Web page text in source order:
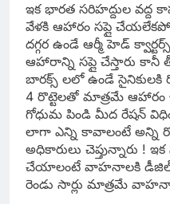
ఇక భారత సరిహద్దుల వద్ద
వేళకి ఆహారం సప్లై
దగ్గర ఉండే ఆర్మీ హెడ్
ఆహారాన్ని సప్లై చేస్తారు
బారక్స్ లలో ఉండే సైనికులకి
4 రొట్టెలతో మాత్రమే ఆహారం
గోధుమ పిండి మీద రేషన్
లాగా ఎన్ని కావాలంటే అన్ని
అధికారులు చెప్తున్నారు ! ఇక
చేయాలంటే వాహనాలకి డీజిల్
రెండు సార్లు మాత్రమే